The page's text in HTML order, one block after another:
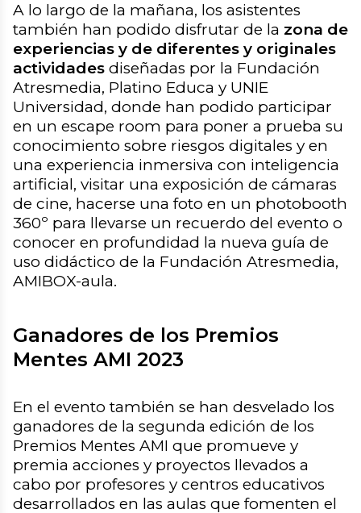
A lo largo de la mañana, los asistentes
también han podido disfrutar de la zona de
experiencias y de diferentes y originales
actividades diseñadas por la Fundación
Atresmedia, Platino Educa y UNIE
Universidad, donde han podido participar
en un escape room para poner a prueba su
conocimiento sobre riesgos digitales y en
una experiencia inmersiva con inteligencia
artificial, visitar una exposición de cámaras
de cine, hacerse una foto en un photobooth
360º para llevarse un recuerdo del evento o
conocer en profundidad la nueva guía de
uso didáctico de la Fundación Atresmedia,
AMIBOX-aula.
Ganadores de los Premios
Mentes AMI 2023
En el evento también se han desvelado los
ganadores de la segunda edición de los
Premios Mentes AMI que promueve y
premia acciones y proyectos llevados a
cabo por profesores y centros educativos
desarrollados en las aulas que fomenten el